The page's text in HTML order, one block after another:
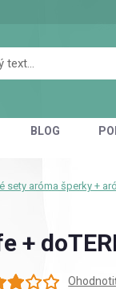
BLOG
sety aróma šperky +